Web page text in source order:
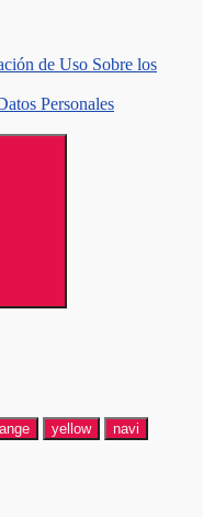
de Uso Sobre los
Personales
yellow
navi